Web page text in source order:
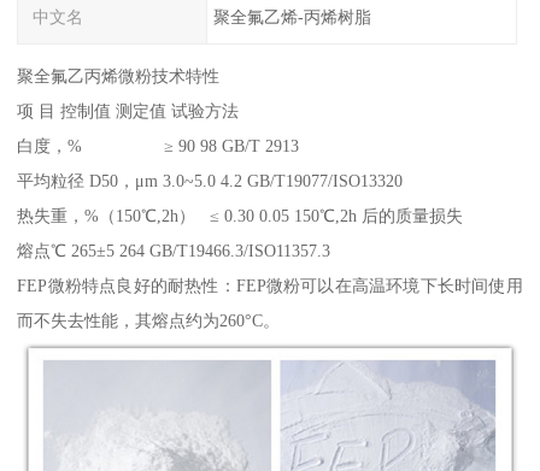
中文名 聚全氟乙烯-丙烯树脂
聚全氟乙丙烯微粉技术特性
项 目 控制值 测定值 试验方法
白度，% ≥ 90 98 GB/T 2913
平均粒径 D50，μm 3.0~5.0 4.2 GB/T19077/ISO13320
热失重，%（150℃,2h） ≤ 0.30 0.05 150℃,2h 后的质量损失
熔点℃ 265±5 264 GB/T19466.3/ISO11357.3
FEP微粉特点良好的耐热性：FEP微粉可以在高温环境下长时间使用
而不失去性能，其熔点约为260°C。